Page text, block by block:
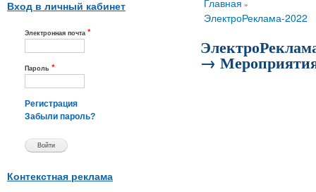
Вход в личный кабинет
Электронная почта *
Пароль *
Регистрация
Забыли пароль?
Контекстная реклама
Вы здесь
Главная »
ЭлектроРеклама-2022
→